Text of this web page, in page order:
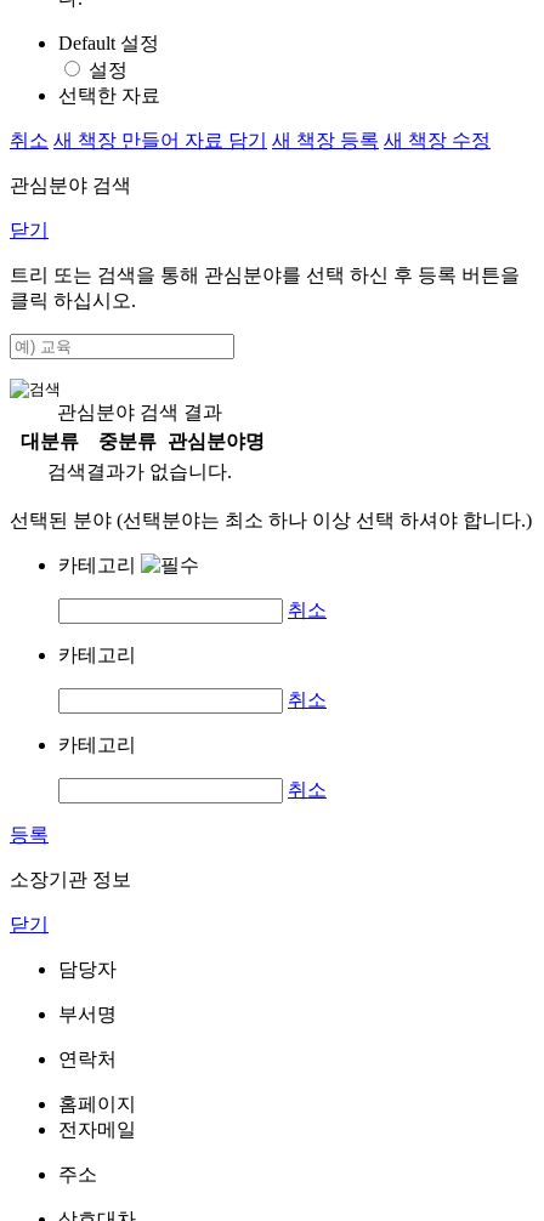
Default 설정
설정
선택한 자료
취소 새 책장 만들어 자료 담기 새 책장 등록 새 책장 수정
관심분야 검색
닫기
트리 또는 검색을 통해 관심분야를 선택 하신 후 등록 버튼을
클릭 하십시오.
관심분야 검색 결과
대분류
중분류
관심분야명
검색결과가 없습니다.
선택된 분야 (선택분야는 최소 하나 이상 선택 하셔야 합니다.)
카테고리
취소
카테고리
취소
카테고리
취소
등록
소장기관 정보
닫기
담당자
부서명
연락처
홈페이지
전자메일
주소